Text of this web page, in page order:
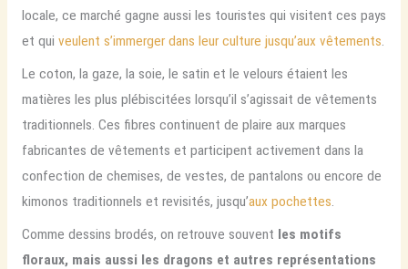
locale, ce marché gagne aussi les touristes qui visitent ces pays
et qui veulent s’immerger dans leur culture jusqu’aux vêtements.
Le coton, la gaze, la soie, le satin et le velours étaient les
matières les plus plébiscitées lorsqu’il s’agissait de vêtements
traditionnels. Ces fibres continuent de plaire aux marques
fabricantes de vêtements et participent activement dans la
confection de chemises, de vestes, de pantalons ou encore de
kimonos traditionnels et revisités, jusqu’aux pochettes.
Comme dessins brodés, on retrouve souvent les motifs
floraux, mais aussi les dragons et autres représentations